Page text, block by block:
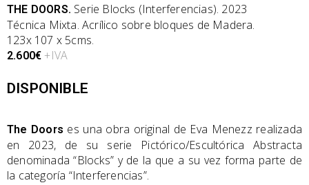
THE DOORS. Serie Blocks (Interferencias). 2023
Técnica Mixta. Acrílico sobre bloques de Madera.
123x 107 x 5cms.
2.600€ +IVA
DISPONIBLE
The Doors es una obra original de Eva Menezz realizada
en 2023, de su serie Pictórico/Escultórica Abstracta
denominada “Blocks” y de la que a su vez forma parte de
la categoría “Interferencias”.